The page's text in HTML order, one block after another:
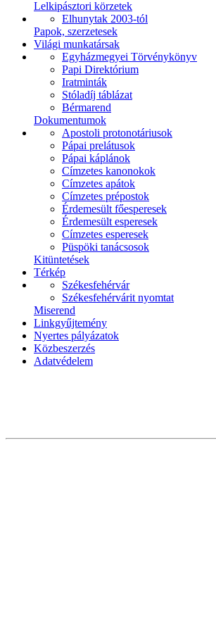
Lelkipásztori körzetek
Elhunytak 2003-tól
Papok, szerzetesek
Világi munkatársak
Egyházmegyei Törvénykönyv
Papi Direktórium
Iratminták
Stóladíj táblázat
Bérmarend
Dokumentumok
Apostoli protonotáriusok
Pápai prelátusok
Pápai káplánok
Címzetes kanonokok
Címzetes apátok
Címzetes prépostok
Érdemesült főesperesek
Érdemesült esperesek
Címzetes esperesek
Püspöki tanácsosok
Kitüntetések
Térkép
Székesfehérvár
Székesfehérvárit nyomtat
Miserend
Linkgyűjtemény
Nyertes pályázatok
Közbeszerzés
Adatvédelem